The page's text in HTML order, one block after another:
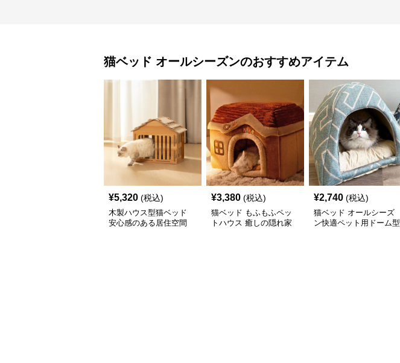
猫ベッド オールシーズンのおすすめアイテム
¥5,320 (税込)
木製ハウス型猫ベッド
安心感のある居住空間
¥3,380 (税込)
猫ベッド もふもふペッ
トハウス 癒しの隠れ家
¥2,740 (税込)
猫ベッド オールシーズ
ン快適ペット用ドーム型